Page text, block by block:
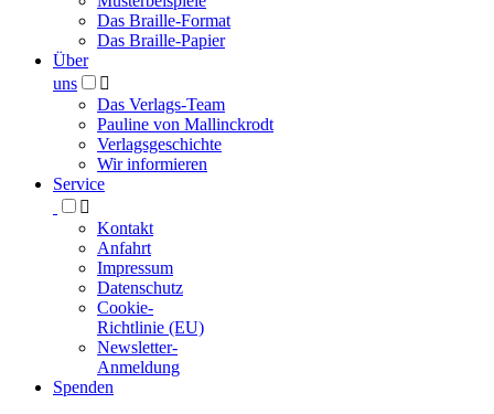
Das Braille-Format
Das Braille-Papier
Über
uns

Das Verlags-Team
Pauline von Mallinckrodt
Verlagsgeschichte
Wir informieren
Service

Kontakt
Anfahrt
Impressum
Datenschutz
Cookie-
Richtlinie (EU)
Newsletter-
Anmeldung
Spenden